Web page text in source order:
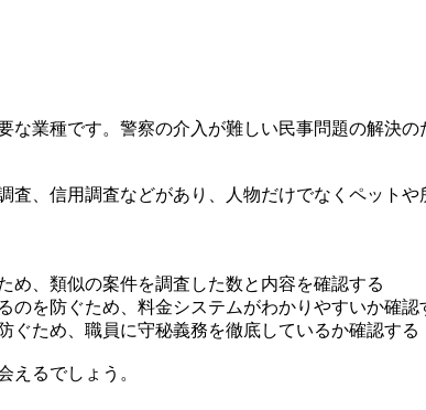
業種です。警察の介入が難しい民事問題の解決
、信用調査などがあり、人物だけでなくペット
め、類似の案件を調査した数と内容を確認する
を防ぐため、料金システムがわかりやすいか確認
ぐため、職員に守秘義務を徹底しているか確認する
えるでしょう。